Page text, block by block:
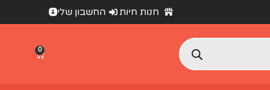
חנות חיות החשבון שלי
0